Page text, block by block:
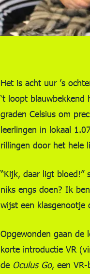
Het is acht uur ’s
‘t loopt blauwbekkend
graden Celsius om
leerlingen in lokaal
rillingen door het hele
“Kijk, daar ligt bloed!”
niks engs doen? Ik
wijst een
Opgewonden gaan de
korte introductie VR
de Oculus Go, een